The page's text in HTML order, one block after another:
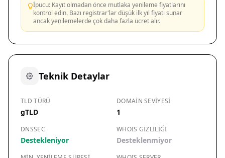
İpucu: Kayıt olmadan önce mutlaka yenileme fiyatlarını
kontrol edin. Bazı registrar'lar düşük ilk yıl fiyatı sunar
ancak yenilemelerde çok daha fazla ücret alır.
Teknik Detaylar
TLD TÜRÜ
gTLD
DOMAIN SEVIYESI
1
DNSSEC
Destekleniyor
WHOIS GIZLILIĞI
Desteklenmiyor